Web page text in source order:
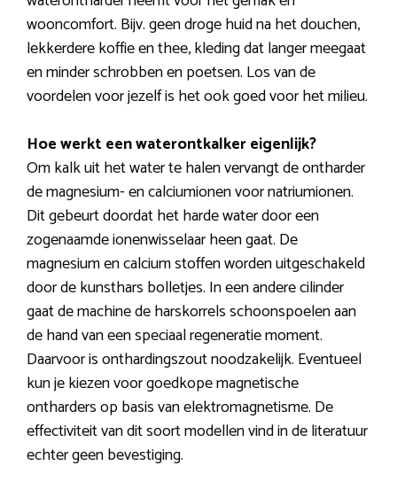
wooncomfort. Bijv. geen droge huid na het douchen,
lekkerdere koffie en thee, kleding dat langer meegaat
en minder schrobben en poetsen. Los van de
voordelen voor jezelf is het ook goed voor het milieu.
Hoe werkt een waterontkalker eigenlijk?
Om kalk uit het water te halen vervangt de ontharder
de magnesium- en calciumionen voor natriumionen.
Dit gebeurt doordat het harde water door een
zogenaamde ionenwisselaar heen gaat. De
magnesium en calcium stoffen worden uitgeschakeld
door de kunsthars bolletjes. In een andere cilinder
gaat de machine de harskorrels schoonspoelen aan
de hand van een speciaal regeneratie moment.
Daarvoor is onthardingszout noodzakelijk. Eventueel
kun je kiezen voor goedkope magnetische
ontharders op basis van elektromagnetisme. De
effectiviteit van dit soort modellen vind in de literatuur
echter geen bevestiging.